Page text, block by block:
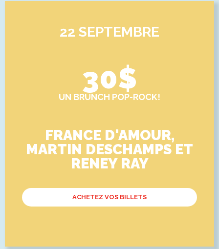
22 SEPTEMBRE
30$
UN BRUNCH POP-ROCK!
FRANCE D'AMOUR,
MARTIN DESCHAMPS ET
RENEY RAY
ACHETEZ VOS BILLETS